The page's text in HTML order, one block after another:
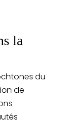
la
du
de